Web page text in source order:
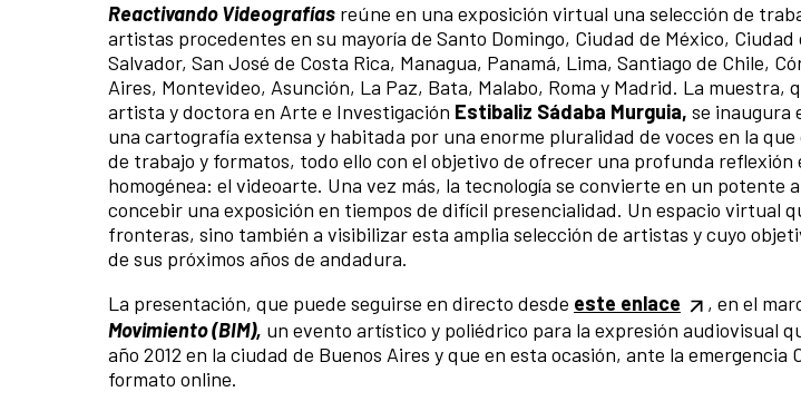
Reactivando Videografías reúne en una exposición virtual una selección de
artistas procedentes en su mayoría de Santo Domingo, Ciudad de México,
Salvador, San José de Costa Rica, Managua, Panamá, Lima, Santiago de Chile,
Aires, Montevideo, Asunción, La Paz, Bata, Malabo, Roma y Madrid. La muestra,
artista y doctora en Arte e Investigación Estibaliz Sádaba Murguia, se inaugura
una cartografía extensa y habitada por una enorme pluralidad de voces en la
de trabajo y formatos, todo ello con el objetivo de ofrecer una profunda
homogénea: el videoarte. Una vez más, la tecnología se convierte en un potente
concebir una exposición en tiempos de difícil presencialidad. Un espacio virtual
fronteras, sino también a visibilizar esta amplia selección de artistas y cuyo
de sus próximos años de andadura.
La presentación, que puede seguirse en directo desde este enlace , en el
Movimiento (BIM), un evento artístico y poliédrico para la expresión audiovisual
año 2012 en la ciudad de Buenos Aires y que en esta ocasión, ante la emergencia
formato online.